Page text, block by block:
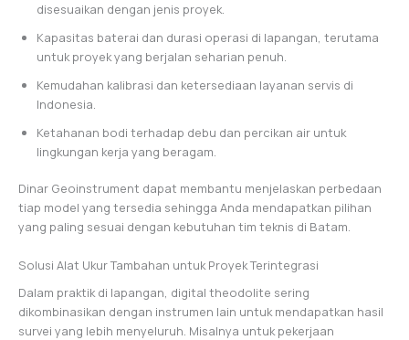
disesuaikan dengan jenis proyek.
Kapasitas baterai dan durasi operasi di lapangan, terutama
untuk proyek yang berjalan seharian penuh.
Kemudahan kalibrasi dan ketersediaan layanan servis di
Indonesia.
Ketahanan bodi terhadap debu dan percikan air untuk
lingkungan kerja yang beragam.
Dinar Geoinstrument dapat membantu menjelaskan perbedaan
tiap model yang tersedia sehingga Anda mendapatkan pilihan
yang paling sesuai dengan kebutuhan tim teknis di Batam.
Solusi Alat Ukur Tambahan untuk Proyek Terintegrasi
Dalam praktik di lapangan, digital theodolite sering
dikombinasikan dengan instrumen lain untuk mendapatkan hasil
survei yang lebih menyeluruh. Misalnya untuk pekerjaan